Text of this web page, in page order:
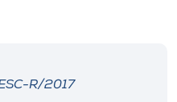
R/2017